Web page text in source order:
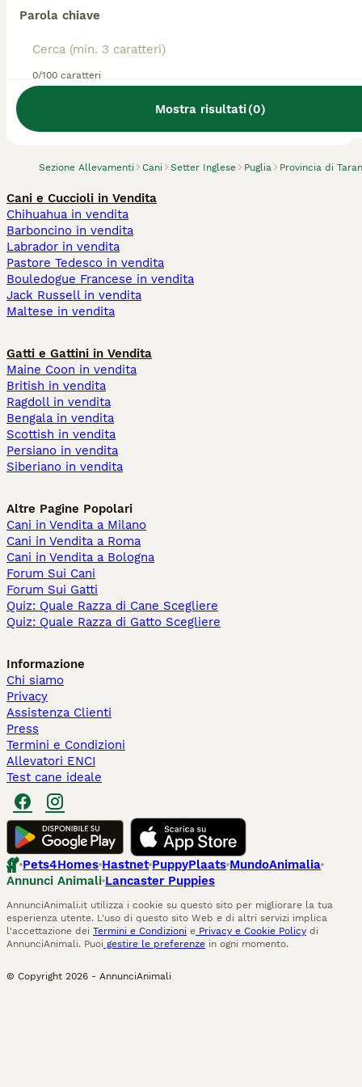
Parola chiave
0/100 caratteri
Mostra risultati(0)
Sezione Allevamenti Cani Setter Inglese Puglia Provincia di
Abbiamo trovato 0 Allevamento di Setter
Inglese, Laterza.
Cani e Cuccioli in Vendita
Chihuahua in vendita
Barboncino in vendita
Labrador in vendita
Pastore Tedesco in vendita
Bouledogue Francese in vendita
Jack Russell in vendita
Maltese in vendita
Gatti e Gattini in Vendita
Maine Coon in vendita
British in vendita
Ragdoll in vendita
Bengala in vendita
Scottish in vendita
Persiano in vendita
Siberiano in vendita
Altre Pagine Popolari
Cani in Vendita a Milano
Cani in Vendita a Roma
Cani in Vendita a Bologna
Forum Sui Cani
Forum Sui Gatti
Quiz: Quale Razza di Cane Scegliere
Quiz: Quale Razza di Gatto Scegliere
Informazione
Chi siamo
Privacy
Assistenza Clienti
Press
Termini e Condizioni
Allevatori ENCI
Test cane ideale
Pets4Homes Hastnet PuppyPlaats MundoAnimalia
Annunci Animali Lancaster Puppies
AnnunciAnimali.it utilizza i cookie su questo sito per migliorare la tua
esperienza utente. L'uso di questo sito Web e di altri servizi implica
l'accettazione dei Termini e Condizioni e Privacy e Cookie Policy di
AnnunciAnimali. Puoi gestire le preferenze in ogni momento.
© Copyright 2026 - AnnunciAnimali